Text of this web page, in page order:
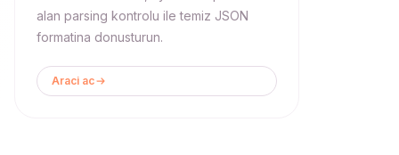
alan parsing kontrolu ile temiz JSON
formatina donusturun.
Araci ac